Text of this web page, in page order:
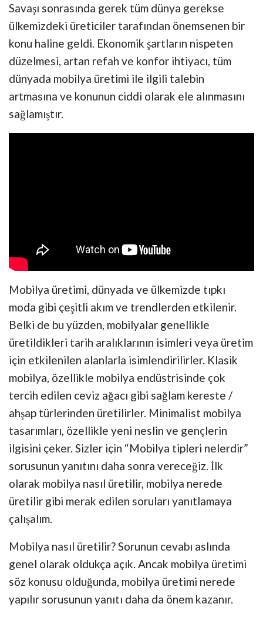
Savaşı sonrasında gerek tüm dünya gerekse
ülkemizdeki üreticiler tarafından önemsenen bir
konu haline geldi. Ekonomik şartların nispeten
düzelmesi, artan refah ve konfor ihtiyacı, tüm
dünyada mobilya üretimi ile ilgili talebin
artmasına ve konunun ciddi olarak ele alınmasını
sağlamıştır.
Mobilya üretimi, dünyada ve ülkemizde tıpkı
moda gibi çeşitli akım ve trendlerden etkilenir.
Belki de bu yüzden, mobilyalar genellikle
üretildikleri tarih aralıklarının isimleri veya üretim
için etkilenilen alanlarla isimlendirilirler. Klasik
mobilya, özellikle mobilya endüstrisinde çok
tercih edilen ceviz ağacı gibi sağlam kereste /
ahşap türlerinden üretilirler. Minimalist mobilya
tasarımları, özellikle yeni neslin ve gençlerin
ilgisini çeker. Sizler için “Mobilya tipleri nelerdir”
sorusunun yanıtını daha sonra vereceğiz. İlk
olarak mobilya nasıl üretilir, mobilya nerede
üretilir gibi merak edilen soruları yanıtlamaya
çalışalım.
Mobilya nasıl üretilir? Sorunun cevabı aslında
genel olarak oldukça açık. Ancak mobilya üretimi
söz konusu olduğunda, mobilya üretimi nerede
yapılır sorusunun yanıtı daha da önem kazanır.